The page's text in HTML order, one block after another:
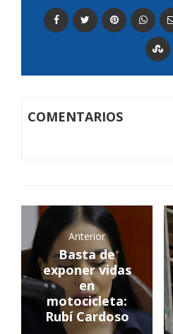
COMENTARIOS
Anterior
Basta de
exponer vidas
en
motocicleta:
Rubí Cardoso